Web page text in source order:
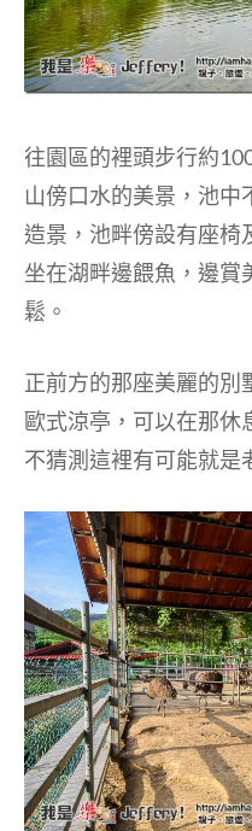
往園區的裡頭步行約
山傍口水的美景，池中
造景，池畔傍設有座椅
坐在湖畔邊餵魚，邊賞
鬆。
正前方的那座美麗的別
歐式涼亭，可以在那休
不猜測這裡有可能就是